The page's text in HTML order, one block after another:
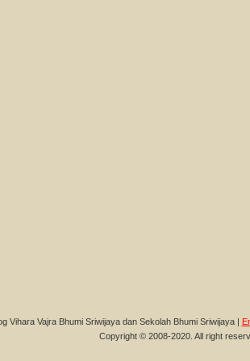
Vihara Vajra Bhumi Sriwijaya dan Sekolah Bhumi Sriwijaya |
Copyright © 2008-2020. All right